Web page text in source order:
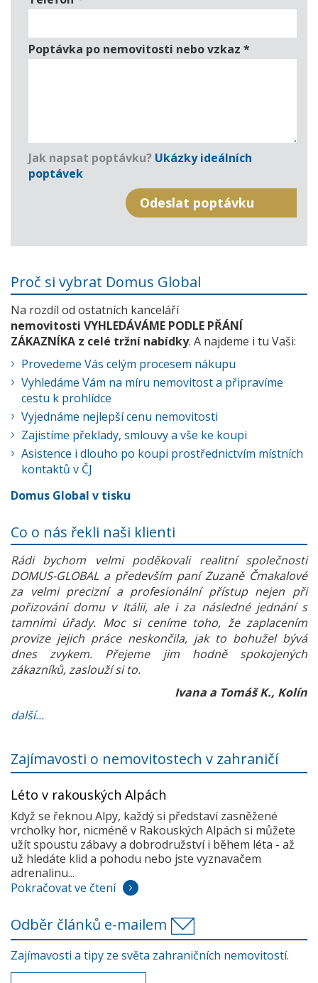
Poptávka po nemovitosti nebo vzkaz *
Jak napsat poptávku? Ukázky ideálních
poptávek
Proč si vybrat Domus Global
Na rozdíl od ostatních kanceláří
nemovitosti VYHLEDÁVÁME PODLE PŘÁNÍ
ZÁKAZNÍKA z celé tržní nabídky. A najdeme i tu Vaši:
Provedeme Vás celým procesem nákupu
Vyhledáme Vám na míru nemovitost a připravíme
cestu k prohlídce
Vyjednáme nejlepší cenu nemovitosti
Zajistíme překlady, smlouvy a vše ke koupi
Asistence i dlouho po koupi prostřednictvím místních
kontaktů v ČJ
Domus Global v tisku
Co o nás řekli naši klienti
Rádi bychom velmi poděkovali realitní společnosti
DOMUS-GLOBAL a především paní Zuzaně Čmakalové
za velmi precizní a profesionální přístup nejen při
pořizování domu v Itálii, ale i za následné jednání s
tamními úřady. Moc si ceníme toho, že zaplacením
provize jejich práce neskončila, jak to bohužel bývá
dnes zvykem. Přejeme jim hodně spokojených
zákazníků, zaslouží si to.
Ivana a Tomáš K., Kolín
další...
Zajímavosti o nemovitostech v zahraničí
Léto v rakouských Alpách
Když se řeknou Alpy, každý si představí zasněžené
vrcholky hor, nicméně v Rakouských Alpách si můžete
užít spoustu zábavy a dobrodružství i během léta - až
už hledáte klid a pohodu nebo jste vyznavačem
adrenalinu...
Pokračovat ve čtení
Odběr článků e-mailem
Zajímavosti a tipy ze světa zahraničních nemovitostí.